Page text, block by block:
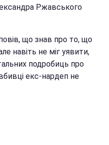
Ржавського
що знав про то, що
навіть не міг уявити,
подробиць про
екс-нардеп не